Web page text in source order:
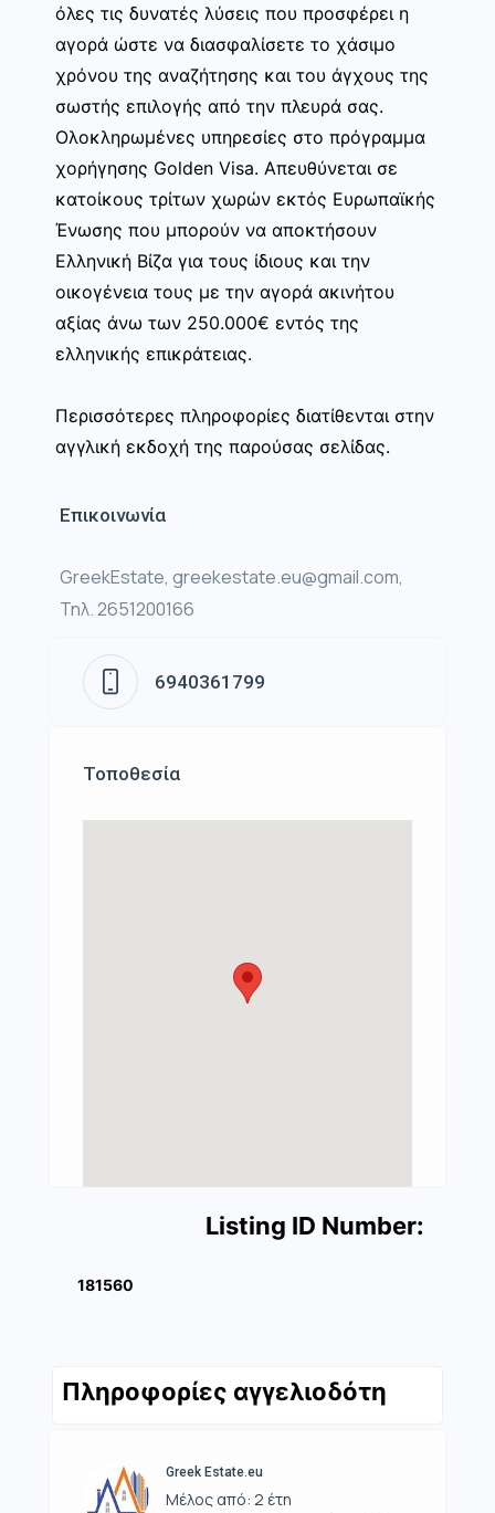
όλες τις δυνατές λύσεις που προσφέρει η
αγορά ώστε να διασφαλίσετε το χάσιμο
χρόνου της αναζήτησης και του άγχους της
σωστής επιλογής από την πλευρά σας.
Ολοκληρωμένες υπηρεσίες στο πρόγραμμα
χορήγησης Golden Visa. Απευθύνεται σε
κατοίκους τρίτων χωρών εκτός Ευρωπαϊκής
Ένωσης που μπορούν να αποκτήσουν
Ελληνική Βίζα για τους ίδιους και την
οικογένεια τους με την αγορά ακινήτου
αξίας άνω των 250.000€ εντός της
ελληνικής επικράτειας.
Περισσότερες πληροφορίες διατίθενται στην
αγγλική εκδοχή της παρούσας σελίδας.
Επικοινωνία
GreekEstate, greekestate.eu@gmail.com,
Τηλ. 2651200166
6940361799
Τοποθεσία
Listing ID Number:
181560
Πληροφορίες αγγελιοδότη
Greek Estate.eu
Μέλος από: 2 έτη